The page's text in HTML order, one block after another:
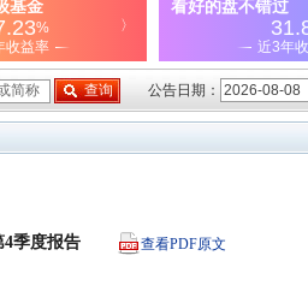
公告日期：
季度报告 查看PDF原文